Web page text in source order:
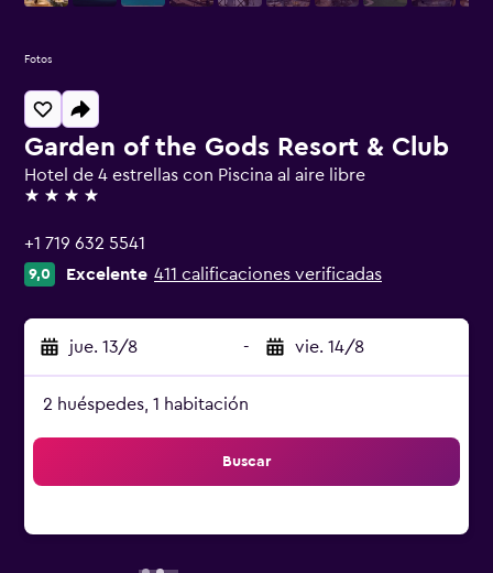
Garden of the Gods Resort & Club
Hotel de 4 estrellas con Piscina al aire libre
4 estrellas
+1 719 632 5541
9,0 Excelente 411 calificaciones verificadas
jue. 13/8 - vie. 14/8
2 huéspedes, 1 habitación
Buscar
Fotos